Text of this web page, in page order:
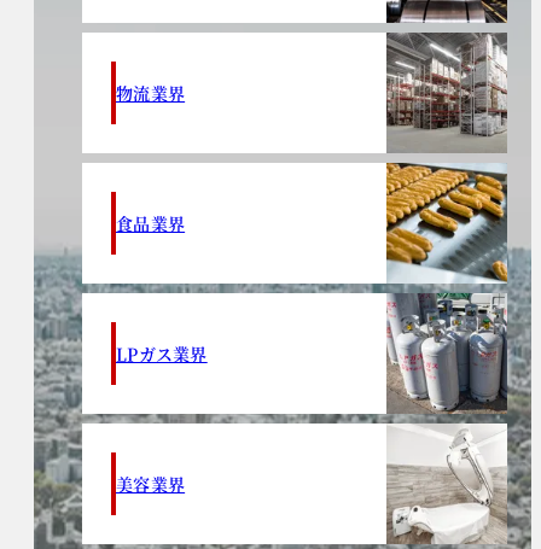
物流業界
食品業界
LPガス業界
美容業界